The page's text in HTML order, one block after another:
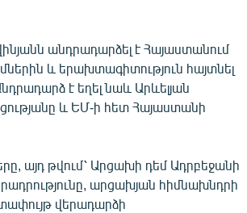
անդրադարձել է Հայաստանում
և երախտագիտություն հայտնել
է եղել նաև Արևելյան
և ԵՄ-ի հետ Հայաստանի
այդ թվում՝ Արցախի դեմ Ադրբեջանի
արցախյան հիմնախնդրի
վերադարձի